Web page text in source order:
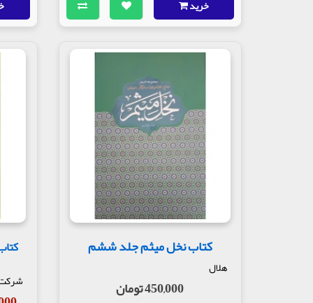
مولف : حاج غلامرضا سازگار
خرید
کتاب نخل میثم جلد ششم
هلال
450,000 تومان شرکت